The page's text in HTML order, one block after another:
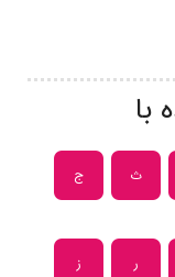
با
ث ج
ر ز